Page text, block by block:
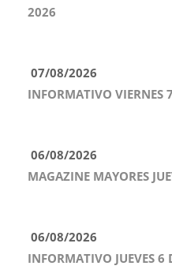
2026
07/08/2026
INFORMATIVO VIERNES
06/08/2026
MAGAZINE MAYORES
06/08/2026
INFORMATIVO JUEVES 6